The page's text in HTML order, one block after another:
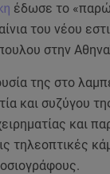
έδωσε το
του νέου
στην
της στο
και συζύγου
και
τηλεοπτικές